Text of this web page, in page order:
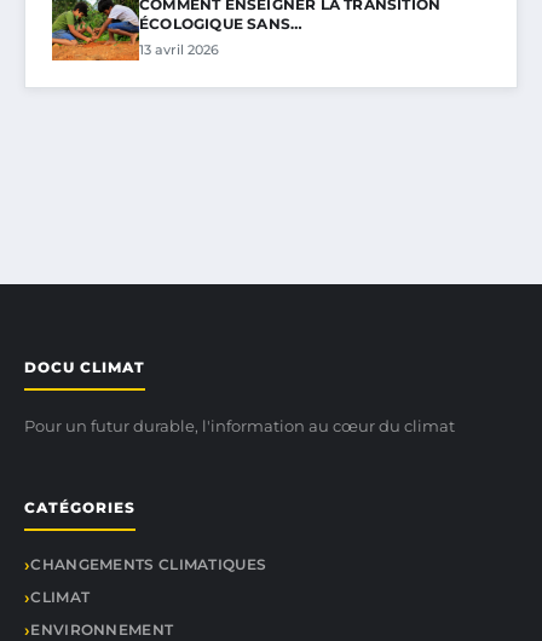
COMMENT ENSEIGNER LA TRANSITION
ÉCOLOGIQUE SANS…
13 avril 2026
DOCU CLIMAT
Pour un futur durable, l'information au cœur du climat
CATÉGORIES
CHANGEMENTS CLIMATIQUES
CLIMAT
ENVIRONNEMENT